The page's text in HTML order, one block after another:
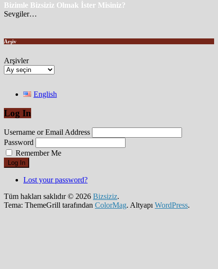
Bizimle Bizsiziz Olmak İster Misiniz?
Sevgiler…
Arşiv
Arşivler
English
Log In
Username or Email Address
Password
Remember Me
Log In
Lost your password?
Tüm hakları saklıdır © 2026 Bizsiziz.
Tema: ThemeGrill tarafından ColorMag. Altyapı WordPress.